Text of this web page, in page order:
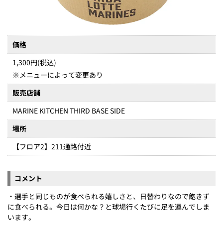
価格
1,300円(税込)
※メニューによって変更あり
販売店舗
MARINE KITCHEN THIRD BASE SIDE
場所
【フロア2】211通路付近
コメント
・選手と同じものが食べられる嬉しさと、日替わりなので飽きず
に食べられる。今日は何かな？と球場行くたびに足を運んでしま
います。